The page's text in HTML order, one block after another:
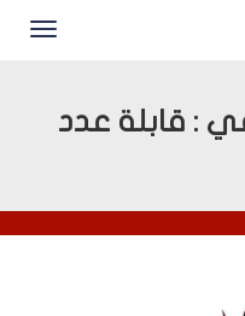
: قابلة عدد